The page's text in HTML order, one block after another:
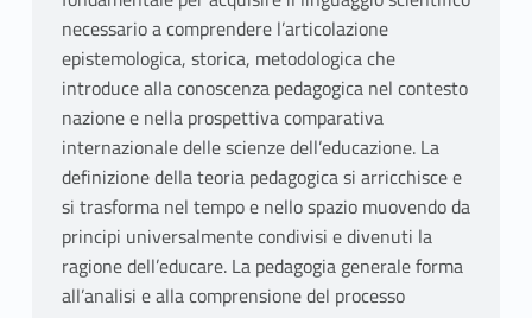
necessario a comprendere l’articolazione
epistemologica, storica, metodologica che
introduce alla conoscenza pedagogica nel contesto
nazione e nella prospettiva comparativa
internazionale delle scienze dell’educazione. La
definizione della teoria pedagogica si arricchisce e
si trasforma nel tempo e nello spazio muovendo da
principi universalmente condivisi e divenuti la
ragione dell’educare. La pedagogia generale forma
all’analisi e alla comprensione del processo